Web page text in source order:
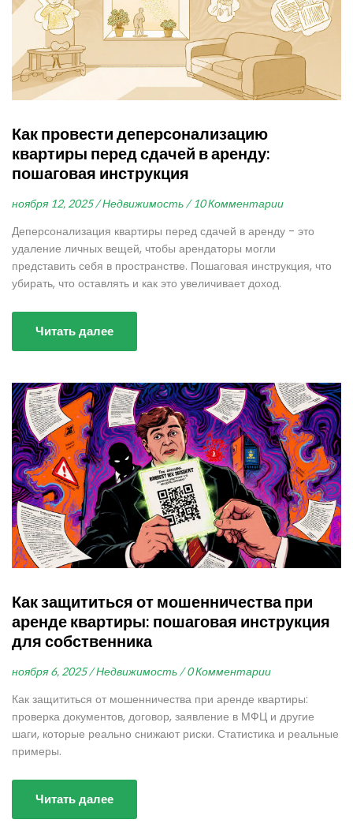
Как провести деперсонализацию
квартиры перед сдачей в аренду:
пошаговая инструкция
ноября 12, 2025 / Недвижимость / 10 Комментарии
Деперсонализация квартиры перед сдачей в аренду - это
удаление личных вещей, чтобы арендаторы могли
представить себя в пространстве. Пошаговая инструкция, что
убирать, что оставлять и как это увеличивает доход.
Читать далее
Как защититься от мошенничества при
аренде квартиры: пошаговая инструкция
для собственника
ноября 6, 2025 / Недвижимость / 0 Комментарии
Как защититься от мошенничества при аренде квартиры:
проверка документов, договор, заявление в МФЦ и другие
шаги, которые реально снижают риски. Статистика и реальные
примеры.
Читать далее